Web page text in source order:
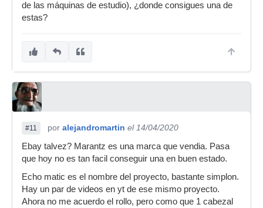
de las máquinas de estudio), ¿donde consigues una de
estas?
#11 por alejandromartin el 14/04/2020
Ebay talvez? Marantz es una marca que vendia. Pasa
que hoy no es tan facil conseguir una en buen estado.
Echo matic es el nombre del proyecto, bastante simplon.
Hay un par de videos en yt de ese mismo proyecto.
Ahora no me acuerdo el rollo, pero como que 1 cabezal